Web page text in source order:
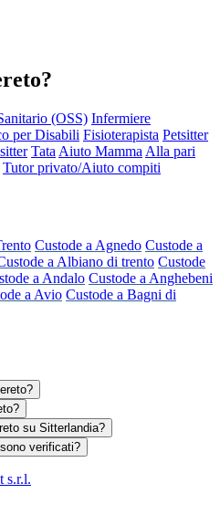
(OSS) Infermiere
per Disabili Fisioterapista Petsitter
Tata Aiuto Mamma Alla pari
Tutor privato/Aiuto compiti
Custode a Agnedo Custode a
a Albiano di trento Custode
a Andalo Custode a Anghebeni
a Avio Custode a Bagni di
su Sitterlandia?
verificati?
s.r.l.